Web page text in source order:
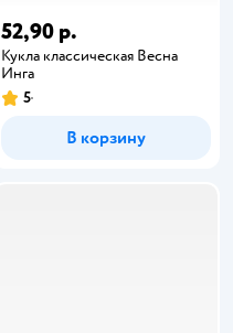
52,90 р.
Кукла классическая Весна
Инга
5
В корзину